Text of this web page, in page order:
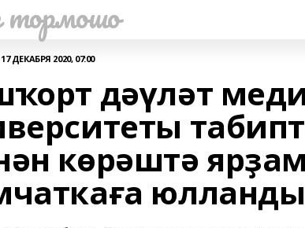
тормошо
17 ДЕКАБРЯ 2020, 07:00
дәүләт
көрәштә
юлланды